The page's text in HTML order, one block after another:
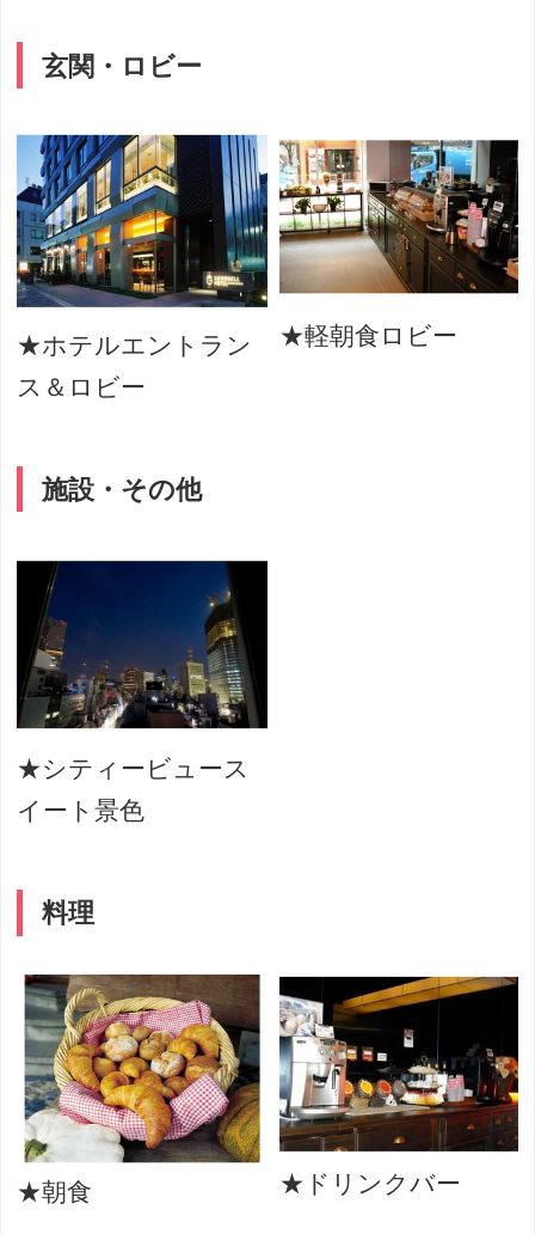
玄関・ロビー
★ホテルエントラン
ス＆ロビー
★軽朝食ロビー
施設・その他
★シティービュース
イート景色
料理
★朝食 ★ドリンクバー